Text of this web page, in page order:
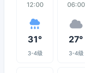
12:00
31°
3-4级
06:00
27°
3-4级